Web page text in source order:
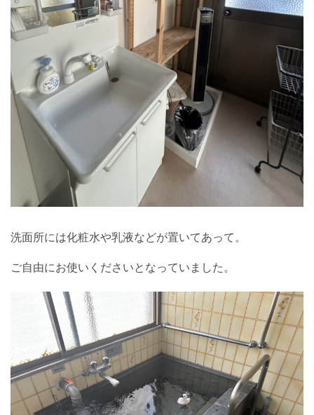
洗面所には化粧水や乳液などが置いてあって。
ご自由にお使いくださいとなっていました。